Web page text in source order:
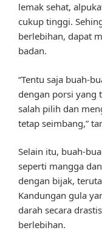
lemak sehat,
cukup tinggi.
berlebihan, dapat
badan.
“Tentu saja buah-
dengan porsi yang
salah pilih dan
tetap seimbang,”
Selain itu, buah-
seperti mangga
dengan bijak,
Kandungan gula
darah secara
berlebihan.